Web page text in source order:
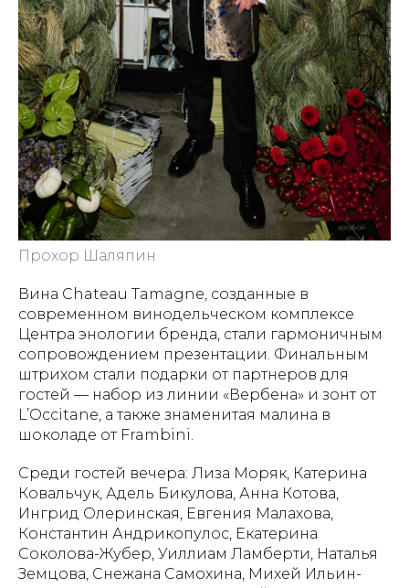
Прохор Шаляпин
Вина Chateau Tamagne, созданные в
современном винодельческом комплексе
Центра энологии бренда, стали гармоничным
сопровождением презентации. Финальным
штрихом стали подарки от партнеров для
гостей — набор из линии «Вербена» и зонт от
L’Occitane, а также знаменитая малина в
шоколаде от Frambini.
Среди гостей вечера: Лиза Моряк, Катерина
Ковальчук, Адель Бикулова, Анна Котова,
Ингрид Олеринская, Евгения Малахова,
Константин Андрикопулос, Екатерина
Соколова-Жубер, Уиллиам Ламберти, Наталья
Земцова, Снежана Самохина, Михей Ильин-